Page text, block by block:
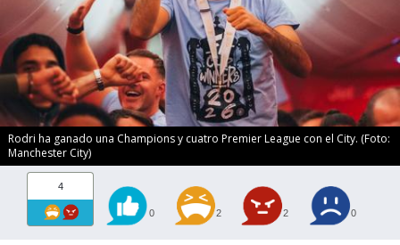
Rodri ha ganado una Champions y cuatro Premier League con el City. (Foto:
Manchester City)
4
0 2 2 0